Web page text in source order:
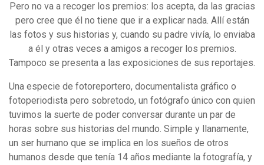
Pero no va a recoger los premios: los acepta, da las gracias
pero cree que él no tiene que ir a explicar nada. Allí están
las fotos y sus historias y, cuando su padre vivía, lo enviaba
a él y otras veces a amigos a recoger los premios.
Tampoco se presenta a las exposiciones de sus reportajes.
Una especie de fotoreportero, documentalista gráfico o
fotoperiodista pero sobretodo, un fotógrafo único con quien
tuvimos la suerte de poder conversar durante un par de
horas sobre sus historias del mundo. Simple y llanamente,
un ser humano que se implica en los sueños de otros
humanos desde que tenía 14 años mediante la fotografía, y